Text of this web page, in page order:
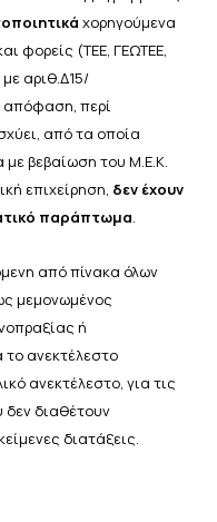
χορηγούμενα
φορείς (ΤΕΕ, ΓΕΩΤΕΕ,
αριθ.Δ15/
απόφαση, περί
από τα οποία
βεβαίωση του Μ.Ε.Κ.
επιχείρηση, δεν έχουν
παράπτωμα
από πίνακα όλων
μεμονωμένος
ή
ανεκτέλεστο
ανεκτέλεστο, για τις
δεν διαθέτουν
διατάξεις.